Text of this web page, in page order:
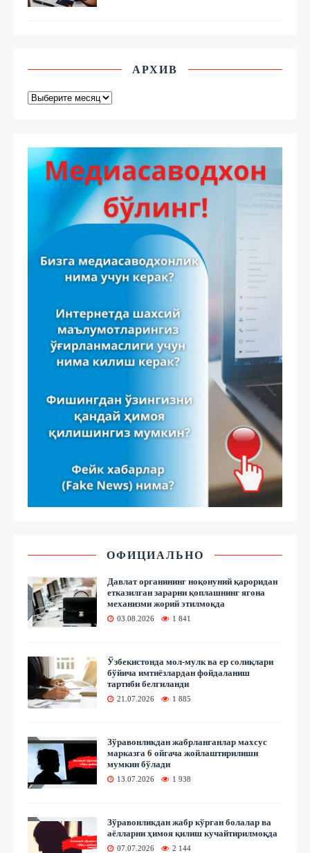
АРХИВ
ОФИЦИАЛЬНО
Давлат органининг ноқонуний қароридан
етказилган зарарни қоплашнинг ягона
механизми жорий этилмоқда
03.08.2026 1 841
Ўзбекистонда мол-мулк ва ер солиқлари
бўйича имтиёзлардан фойдаланиш
тартиби белгиланди
21.07.2026 1 885
Зўравонликдан жабрланганлар махсус
марказга 6 ойгача жойлаштирилиши
мумкин бўлади
13.07.2026 1 938
Зўравонликдан жабр кўрган болалар ва
аёлларни ҳимоя қилиш кучайтирилмоқда
07.07.2026 2 144